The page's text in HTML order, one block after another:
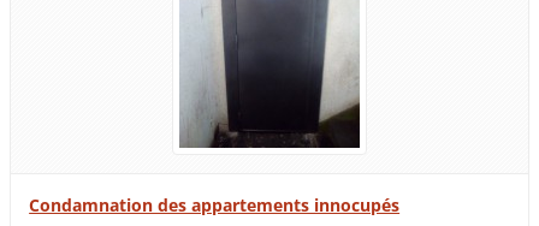
Condamnation des appartements innocupés